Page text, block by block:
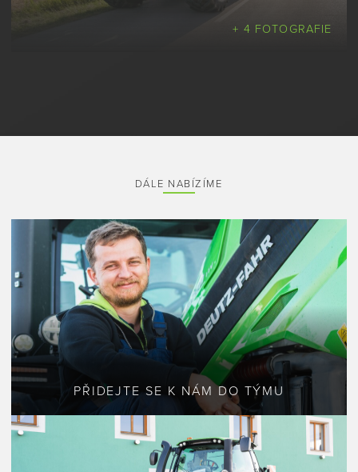
+ 4 FOTOGRAFIE
DÁLE NABÍZÍME
PŘIDEJTE SE K NÁM DO TÝMU